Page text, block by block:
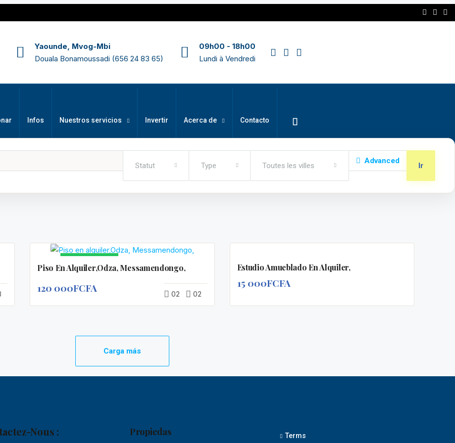
Yaounde, Mvog-Mbi
Douala Bonamoussadi (656 24 83 65)
09h00 - 18h00
Lundi à Vendredi
Infos Nuestros servicios Invertir Acerca de Contacto
Statut Type Toutes les villes
Advanced
Ir
Piso En Alquiler,Odza, Messamendongo,
120 000FCFA 02 02
VEDETTE
ALQUILER
Estudio Amueblado En Alquiler,
15 000FCFA
Carga más
Nous : Propiedas Terms